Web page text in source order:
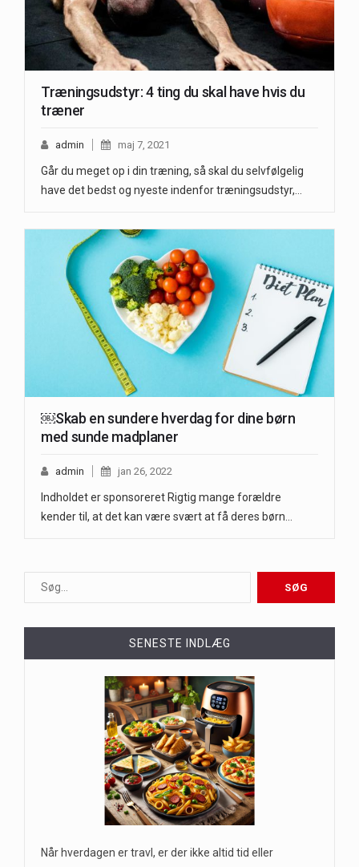
Træningsudstyr: 4 ting du skal have hvis du
træner
admin maj 7, 2021
Går du meget op i din træning, så skal du selvfølgelig
have det bedst og nyeste indenfor træningsudstyr,…
￼Skab en sundere hverdag for dine børn
med sunde madplaner
admin jan 26, 2022
Indholdet er sponsoreret Rigtig mange forældre
kender til, at det kan være svært at få deres børn…
SENESTE INDLÆG
Når hverdagen er travl, er der ikke altid tid eller